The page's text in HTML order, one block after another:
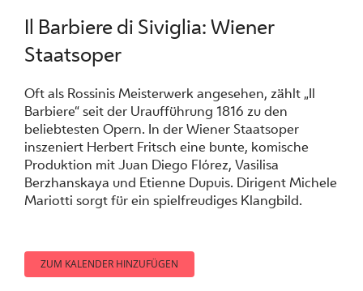
Il Barbiere di Siviglia: Wiener
Staatsoper
Oft als Rossinis Meisterwerk angesehen, zählt „Il
Barbiere“ seit der Uraufführung 1816 zu den
beliebtesten Opern. In der Wiener Staatsoper
inszeniert Herbert Fritsch eine bunte, komische
Produktion mit Juan Diego Flórez, Vasilisa
Berzhanskaya und Etienne Dupuis. Dirigent Michele
Mariotti sorgt für ein spielfreudiges Klangbild.
ZUM KALENDER HINZUFÜGEN